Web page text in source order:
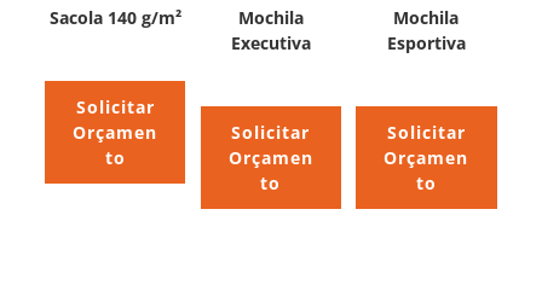
Sacola 140 g/m²
Solicitar
Orçamen
to
Mochila
Executiva
Solicitar
Orçamen
to
Mochila
Esportiva
Solicitar
Orçamen
to